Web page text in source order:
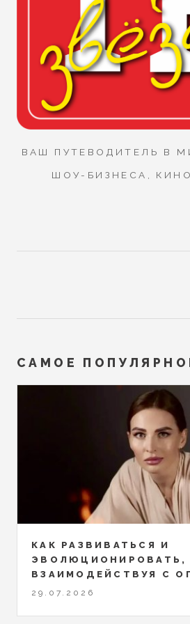
ВАШ ПУТЕВОДИТЕЛЬ В
ШОУ-БИЗНЕСА,
САМОЕ
КАК РАЗВИВАТЬСЯ И
ЭВОЛЮЦИОНИРОВАТЬ,
ВЗАИМОДЕЙСТВУЯ С
29.07.2026